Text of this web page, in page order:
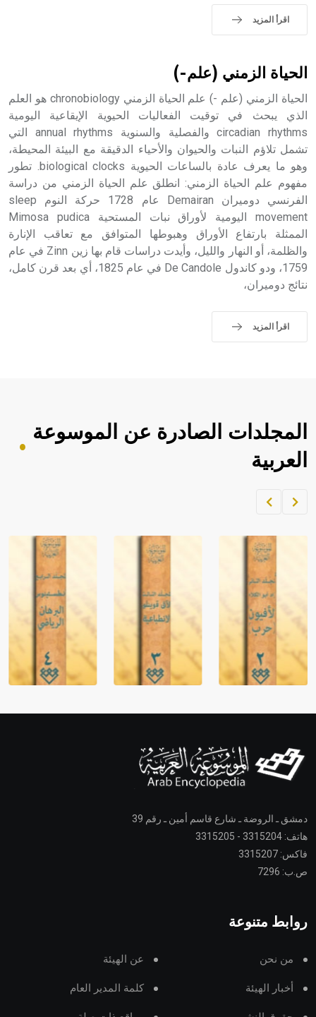
sign تكتب منفصلة غير متصلة، وتعتمد المبدأ الأكوروفوني،اقرأ المزيد
الحياة الزمني (علم-)
الحياة الزمني (علم -) علم الحياة الزمني chronobiology هو العلم
الذي يبحث في توقيت الفعاليات الحيوية الإيقاعية اليومية
circadian rhythms والفصلية والسنوية annual rhythms التي
تشمل تلاؤم النبات والحيوان والأحياء الدقيقة مع البيئة المحيطة،
وهو ما يعرف عادة بالساعات الحيوية biological clocks. تطور
مفهوم علم الحياة الزمني: انطلق علم الحياة الزمني من دراسة
الفرنسي دوميران Demairan عام 1728 حركة النوم sleep
movement اليومية لأوراق نبات المستحية Mimosa pudica
الممثلة بارتفاع الأوراق وهبوطها المتوافق مع تعاقب الإنارة
والظلمة، أو النهار والليل، وأيدت دراسات قام بها زين Zinn في عام
1759، ودو كاندول De Candole في عام 1825، أي بعد قرن كامل،
نتائج دوميران،
اقرأ المزيد
المجلدات الصادرة عن الموسوعة
العربية
دمشق ـ الروضة ـ شارع قاسم أمين ـ رقم 39
هاتف: 3315204 - 3315205
فاكس: 3315207
ص.ب: 7296
روابط متنوعة
من نحن عن الهيئة
أخبار الهيئة كلمة المدير العام